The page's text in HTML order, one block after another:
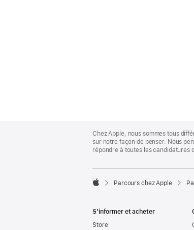
Footer
Chez Apple, nous sommes tous
sur notre façon de penser. Nous
répondre à toutes les candidatures

Parcours chez Apple
S’informer et acheter
Store